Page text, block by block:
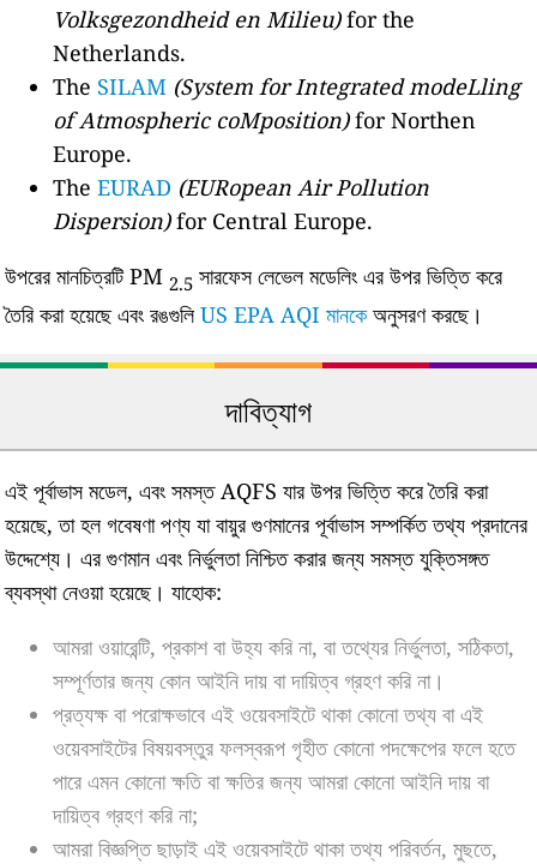
Volksgezondheid en Milieu)for the
Netherlands.
The SILAM (System for Integrated modeLling
of Atmospheric coMposition)for Northen
Europe.
TheEURAD (EURopean Air Pollution
Dispersion)for Central Europe.
উপরের মানচিত্রটি PM 2.5 সারফেস লেভেল মডেলিং এর উপর ভিত্তি করে
তৈরি করা হয়েছে এবং রঙগুলিUS EPA AQI মানকেঅনুসরণ করছে।
দাবিত্যাগ
এই পূর্বাভাস মডেল, এবং সমস্ত AQFS যার উপর ভিত্তি করে তৈরি করা
হয়েছে, তা হল গবেষণা পণ্য যা বায়ুর গুণমানের পূর্বাভাস সম্পর্কিত তথ্য প্রদানের
উদ্দেশ্যে। এর গুণমান এবং নির্ভুলতা নিশ্চিত করার জন্য সমস্ত যুক্তিসঙ্গত
ব্যবস্থা নেওয়া হয়েছে। যাহোক:
আমরা ওয়ারেন্টি, প্রকাশ বা উহ্য করি না, বা তথ্যের নির্ভুলতা, সঠিকতা,
সম্পূর্ণতার জন্য কোন আইনি দায় বা দায়িত্ব গ্রহণ করি না।
প্রত্যক্ষ বা পরোক্ষভাবে এই ওয়েবসাইটে থাকা কোনো তথ্য বা এই
ওয়েবসাইটের বিষয়বস্তুর ফলস্বরূপ গৃহীত কোনো পদক্ষেপের ফলে হতে
পারে এমন কোনো ক্ষতি বা ক্ষতির জন্য আমরা কোনো আইনি দায় বা
দায়িত্ব গ্রহণ করি না;
আমরা বিজ্ঞপ্তি ছাড়াই এই ওয়েবসাইটে থাকা তথ্য পরিবর্তন, মুছতে,